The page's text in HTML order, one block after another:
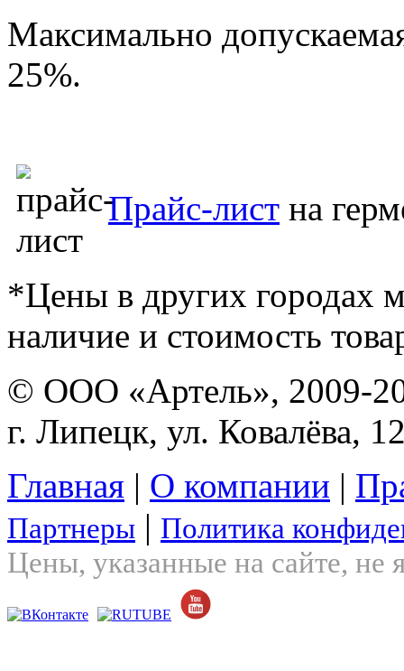
Максимально
25%.
Прайс-лист на
*Цены в других городах
наличие и стоимость
© ООО «Артель», 2009-
г. Липецк, ул. Ковалёва,
Главная | О компании |
Партнеры | Политика
Цены, указанные на сайте, не